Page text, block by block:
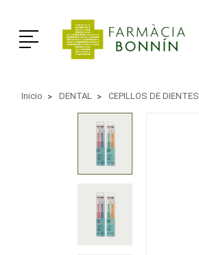
Menú
Inicio DENTAL CEPILLOS DE DIENTES